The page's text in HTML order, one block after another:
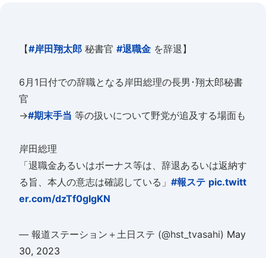
【#岸田翔太郎 秘書官 #退職金 を辞退】
6月1日付での辞職となる岸田総理の長男･翔太郎秘書
官
→#期末手当 等の扱いについて野党が追及する場面も
岸田総理
「退職金あるいはボーナス等は、辞退あるいは返納す
る旨、本人の意志は確認している」 #報ステ pic.twitt
er.com/dzTf0gIgKN
— 報道ステーション＋土日ステ (@hst_tvasahi) May
30, 2023